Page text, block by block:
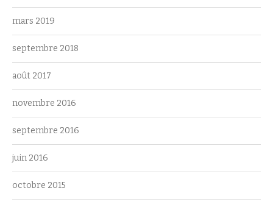
mars 2019
septembre 2018
août 2017
novembre 2016
septembre 2016
juin 2016
octobre 2015